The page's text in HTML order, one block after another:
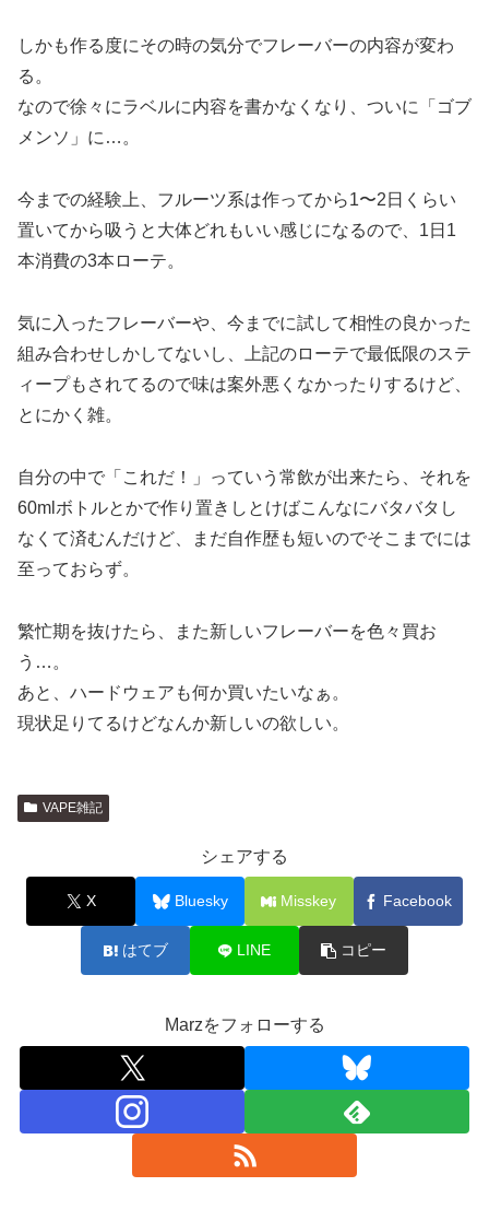
しかも作る度にその時の気分でフレーバーの内容が変わ
る。
なので徐々にラベルに内容を書かなくなり、ついに「ゴブ
メンソ」に…。
今までの経験上、フルーツ系は作ってから1〜2日くらい
置いてから吸うと大体どれもいい感じになるので、1日1
本消費の3本ローテ。
気に入ったフレーバーや、今までに試して相性の良かった
組み合わせしかしてないし、上記のローテで最低限のステ
ィープもされてるので味は案外悪くなかったりするけど、
とにかく雑。
自分の中で「これだ！」っていう常飲が出来たら、それを
60mlボトルとかで作り置きしとけばこんなにバタバタし
なくて済むんだけど、まだ自作歴も短いのでそこまでには
至っておらず。
繁忙期を抜けたら、また新しいフレーバーを色々買お
う…。
あと、ハードウェアも何か買いたいなぁ。
現状足りてるけどなんか新しいの欲しい。
VAPE雑記
シェアする
X Bluesky Misskey Facebook
はてブ LINE コピー
Marzをフォローする